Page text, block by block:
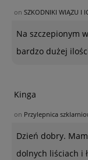
on SZKODNIKI WIĄZU I
Na szczepionym
bardzo dużej
Kinga
on Przylepnica
Dzień dobry.
dolnych liściach i